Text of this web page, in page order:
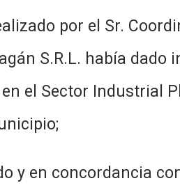
por el Sr.
S.R.L. había
el Sector Industrial
y en concordancia